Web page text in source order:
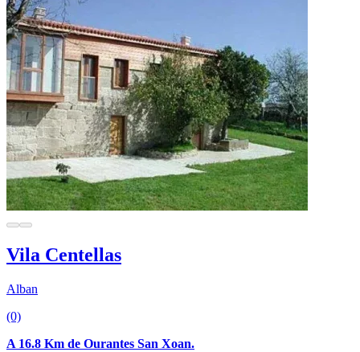
Vila Centellas
Alban
(0)
A 16.8 Km de Ourantes San Xoan.